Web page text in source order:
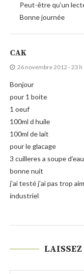
Peut-être qu’un
Bonne journée
CAK
26 novembre 2012 - 23 h
Bonjour
pour 1 boite
1 oeuf
100ml d huile
100ml de lait
pour le glacage
3 cuilleres a soupe
bonne nuit
j’ai testé j’ai pas trop
industriel